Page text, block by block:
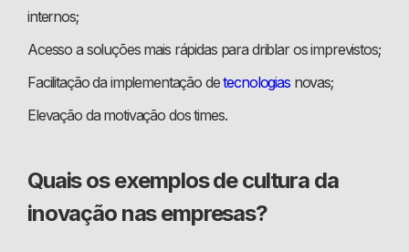
internos;
Acesso a soluções mais rápidas para driblar os imprevistos;
Facilitação da implementação detecnologiasnovas;
Elevação da motivação dos times.
Quais os exemplos de cultura da
inovação nas empresas?